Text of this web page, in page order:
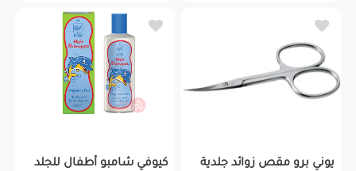
يوني برو مقص زوائد جلدية
كيوفي شامبو أطفال للجلد